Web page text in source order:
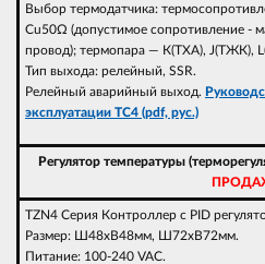
Выбор термодатчика:
Cu50Ω (допустимое сопротивление -
провод); термопара — К(ТХА), J(ТЖК),
Тип выхода: релейный, SSR.
Релейный аварийный выход.
эксплуатации TC4 (pdf, рус.)
Регулятор температуры
TZN4 Серия Контроллер с PID
Размер: Ш48xВ48мм, Ш72xВ72мм.
Питание: 100-240 VAC.